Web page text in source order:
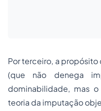
Por terceiro, a propósito
(que não denega
dominabilidade, mas
teoria da imputação